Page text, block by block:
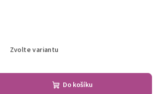
Zvolte variantu
Do košíku